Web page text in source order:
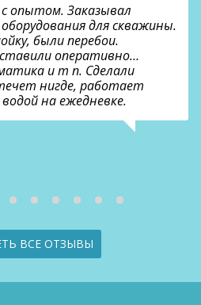
опытом. Заказывал
для скважины.
были перебои.
оперативно…
и т п. Сделали
нигде, работает
на ежедневке.
ВСЕ ОТЗЫВЫ